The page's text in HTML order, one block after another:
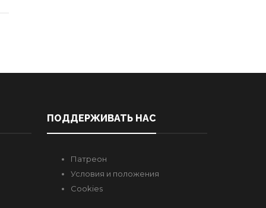
ПОДДЕРЖИВАТЬ НАС
Патреон
Условия и положения
Cookies